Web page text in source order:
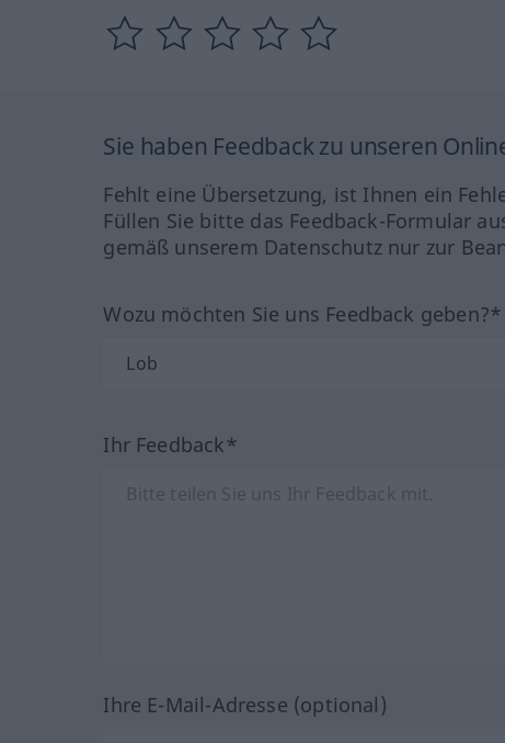
Sie haben Feedback zu unseren
Fehlt eine Übersetzung, ist Ihnen ein
Füllen Sie bitte das Feedback-Formular
gemäß unserem Datenschutz nur zur
Wozu möchten Sie uns Feedback geben?*
Ihr Feedback*
Ihre E-Mail-Adresse (optional)